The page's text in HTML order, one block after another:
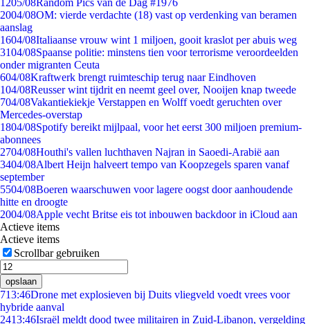
1205/08Random Pics van de Dag #1976
2004/08OM: vierde verdachte (18) vast op verdenking van beramen
aanslag
1604/08Italiaanse vrouw wint 1 miljoen, gooit kraslot per abuis weg
3104/08Spaanse politie: minstens tien voor terrorisme veroordeelden
onder migranten Ceuta
604/08Kraftwerk brengt ruimteschip terug naar Eindhoven
104/08Reusser wint tijdrit en neemt geel over, Nooijen knap tweede
704/08Vakantiekiekje Verstappen en Wolff voedt geruchten over
Mercedes-overstap
1804/08Spotify bereikt mijlpaal, voor het eerst 300 miljoen premium-
abonnees
2704/08Houthi's vallen luchthaven Najran in Saoedi-Arabië aan
3404/08Albert Heijn halveert tempo van Koopzegels sparen vanaf
september
5504/08Boeren waarschuwen voor lagere oogst door aanhoudende
hitte en droogte
2004/08Apple vecht Britse eis tot inbouwen backdoor in iCloud aan
Actieve items
Actieve items
Scrollbar gebruiken
opslaan
713:46Drone met explosieven bij Duits vliegveld voedt vrees voor
hybride aanval
2413:46Israël meldt dood twee militairen in Zuid-Libanon, vergelding